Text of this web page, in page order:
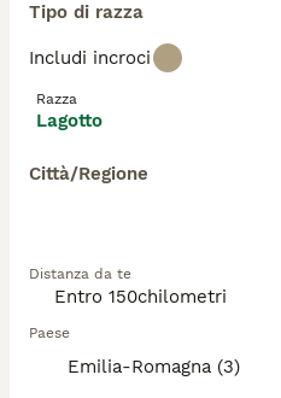
Tipo di razza
Includi incroci
Razza
Lagotto
Città/Regione
Distanza da te
Paese
Emilia-Romagna (3)